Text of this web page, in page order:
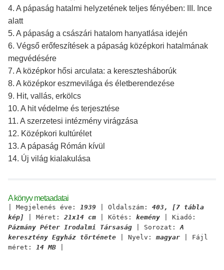
4. A pápaság hatalmi helyzetének teljes fényében: III. Ince
alatt
5. A pápaság a császári hatalom hanyatlása idején
6. Végső erőfeszítések a pápaság középkori hatalmának
megvédésére
7. A középkor hősi arculata: a keresztesháborúk
8. A középkor eszmevilága és életberendezése
9. Hit, vallás, erkölcs
10. A hit védelme és terjesztése
11. A szerzetesi intézmény virágzása
12. Középkori kultúrélet
13. A pápaság Rómán kívül
14. Új világ kialakulása
A könyv metaadatai
| Megjelenés éve: 1939 | Oldalszám: 403, [7 tábla
kép]
| Méret: 21x14 cm | Kötés: kemény | Kiadó:
Pázmány Péter Irodalmi Társaság | Sorozat:A
keresztény Egyház története | Nyelv: magyar | Fájl
méret: 14 MB